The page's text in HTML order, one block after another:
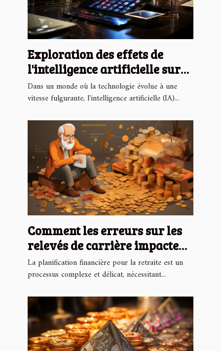
Exploration des effets de
l'intelligence artificielle sur
les petites entreprises
françaises
Dans un monde où la technologie évolue à une
vitesse fulgurante, l'intelligence artificielle (IA)...
Comment les erreurs sur les
relevés de carrière impactent
vos finances à long terme
La planification financière pour la retraite est un
processus complexe et délicat, nécessitant...